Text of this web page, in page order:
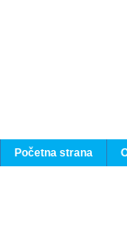
Početna strana